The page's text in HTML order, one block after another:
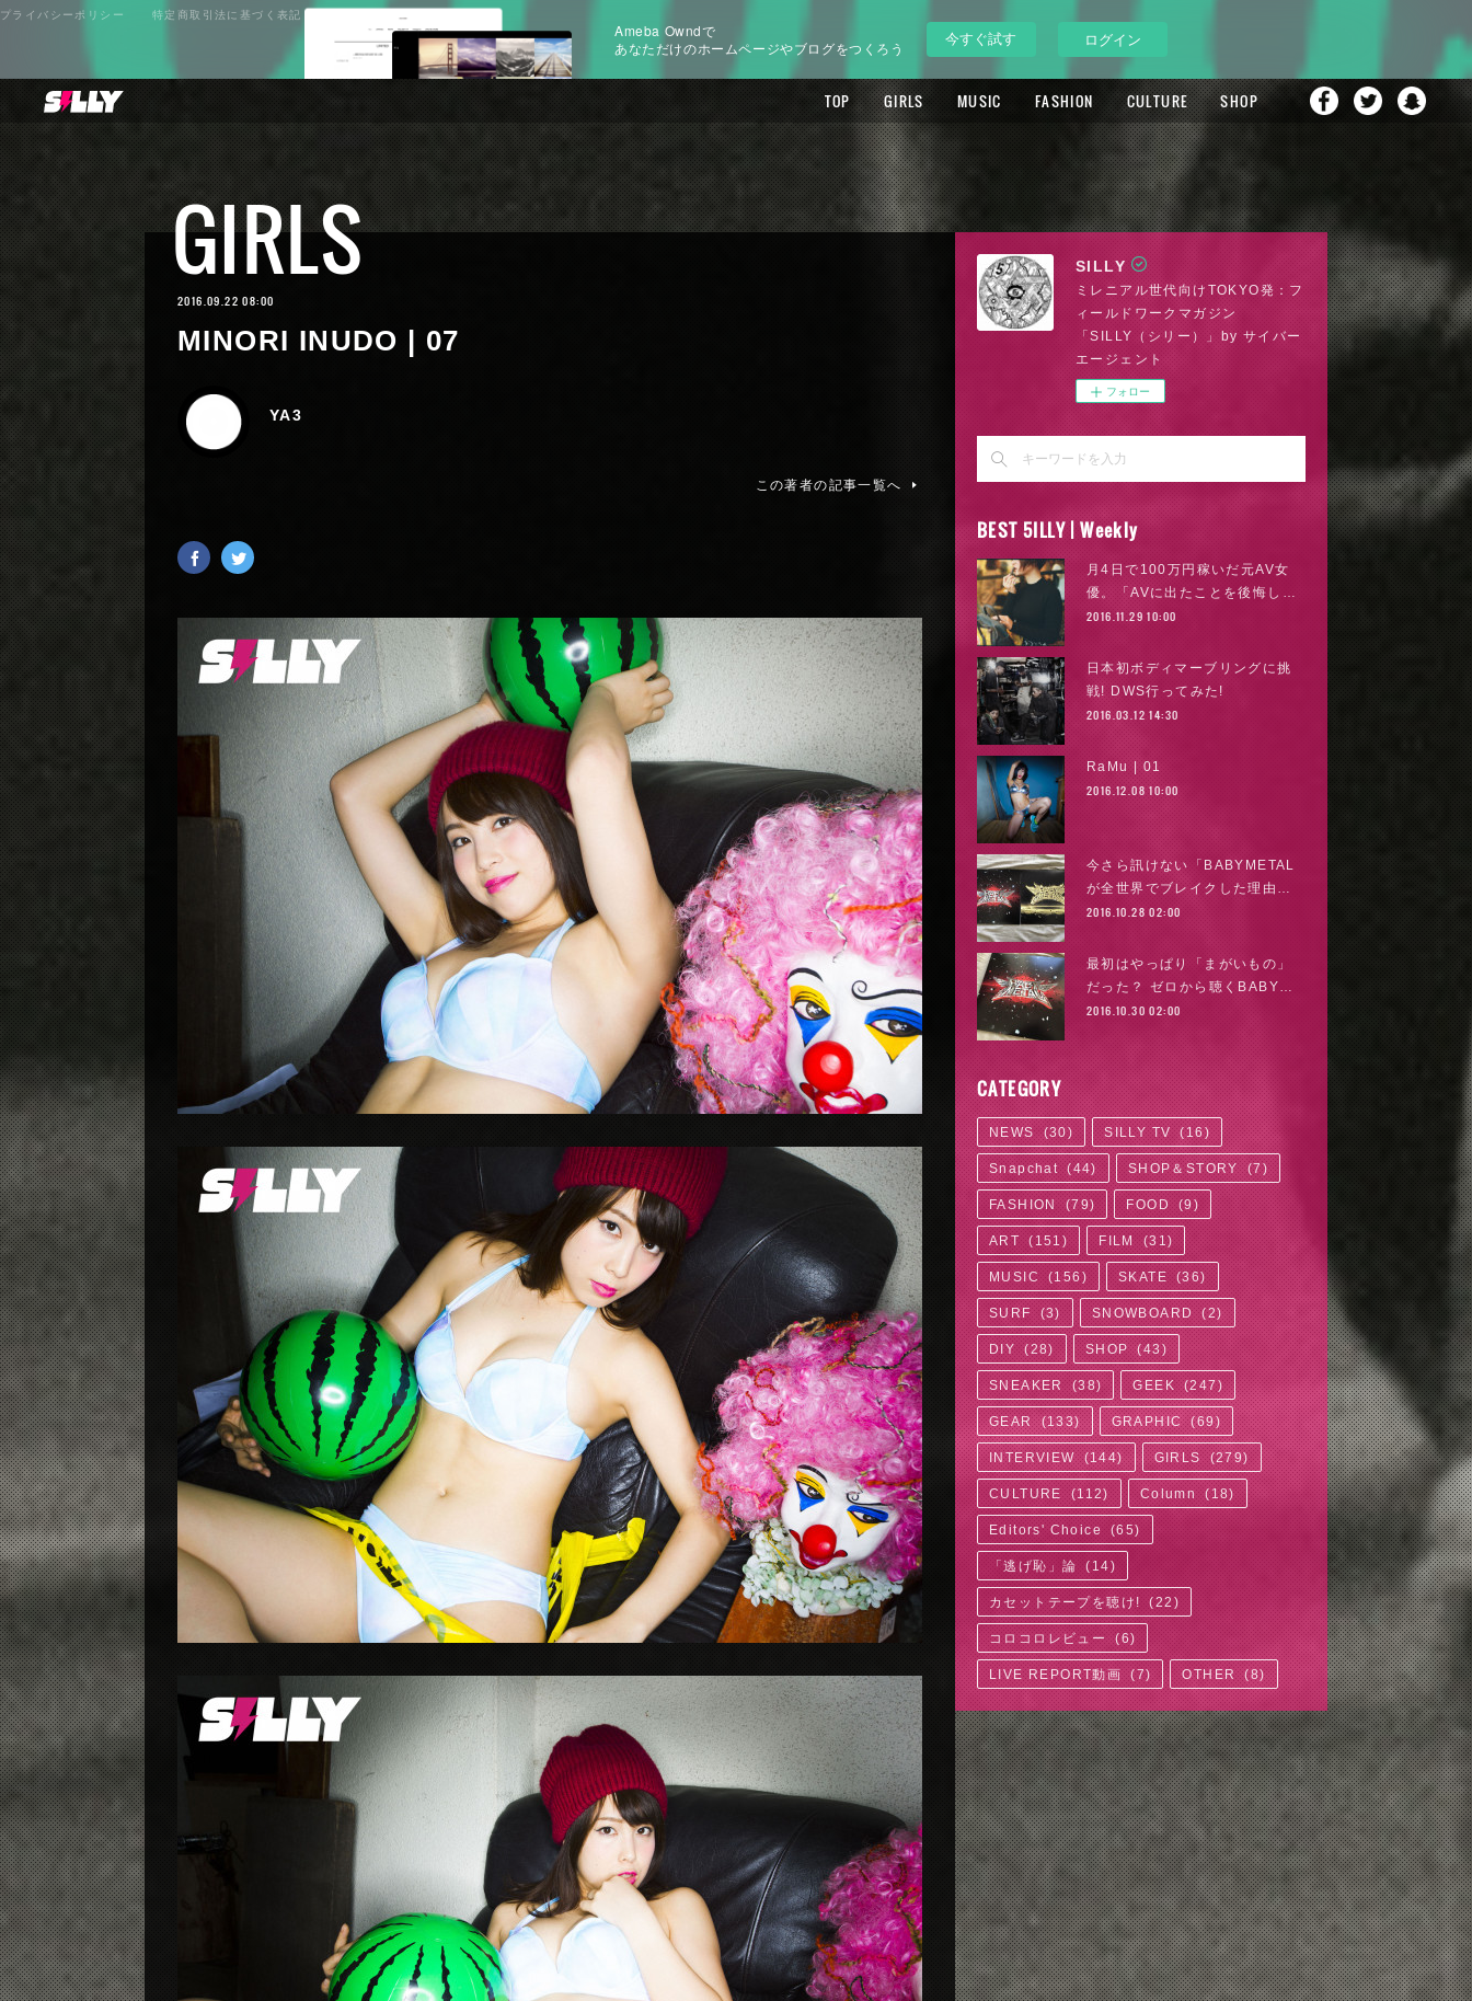
Ameba Owndで
あなただけのホームページやブログをつくろう
今すぐ試す ログイン
TOP GIRLS MUSIC FASHION CULTURE SHOP
GIRLS
2016.09.22 08:00
MINORI INUDO | 07
YA3
この著者の記事一覧へ
SILLY
ミレニアル世代向けTOKYO発：フ
ィールドワークマガジン
「SILLY（シリー）」by サイバー
エージェント
フォロー
BEST 5ILLY | Weekly
月4日で100万円稼いだ元AV女
優。「AVに出たことを後悔し…
2016.11.29 10:00
日本初ボディマーブリングに挑
戦! DWS行ってみた!
2016.03.12 14:30
RaMu | 01
2016.12.08 10:00
今さら訊けない「BABYMETAL
が全世界でブレイクした理由…
2016.10.28 02:00
最初はやっぱり「まがいもの」
だった？ ゼロから聴くBABY…
2016.10.30 02:00
CATEGORY
NEWS (30) SILLY TV (16)
Snapchat (44) SHOP＆STORY (7)
FASHION (79) FOOD (9 )
ART ( 151 ) FILM (31)
MUSIC (156 ) SKATE (36)
SURF (3) SNOWBOARD (2)
DIY (28) SHOP (43)
SNEAKER (38) GEEK (247)
GEAR (133) GRAPHIC (69)
INTERVIEW (144) GIRLS (279)
CULTURE (112) Column (18)
Editors' Choice (65)
「逃げ恥」論 ( 14)
カセットテープを聴け! (22 )
コロコロレビュー (6)
LIVE REPORT動画 (7) OTHER (8)
プライバシーポリシー 特定商取引法に基づく表記